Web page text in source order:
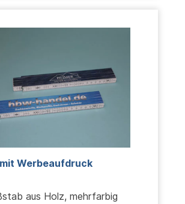
Werbeaufdruck
aus Holz, mehrfarbig